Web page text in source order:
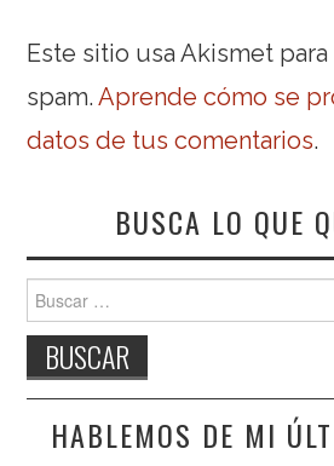
Este sitio usa Akismet
spam.Aprende cómo se
datos de tus comentarios.
BUSCA LO QUE
Buscar:
HABLEMOS DE MI